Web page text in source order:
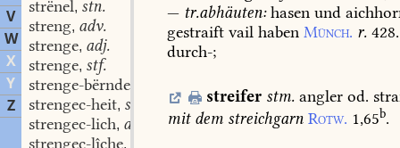
V
W
X
Y
Z
strënel, stn.
streng, adv.
strenge, adj.
strenge, stf.
strenge-bërnde
strengec-heit, stf.
strengec-lich, adj.
strengec-lîche,
— tr.abhäuten: hasen und
gestraift vail haben Münch. r. 428.
durch-;
streifer stm. anglerod.
mitdem streichgarn Rotw. 1,65b.